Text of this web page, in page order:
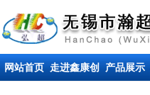
网站首页 走进鑫康创 产品展示